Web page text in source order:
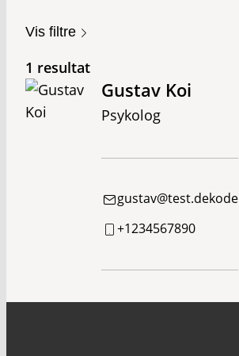
Vis filtre
1 resultat
Gustav Koi
Psykolog
gustav@test.dekode
+1234567890